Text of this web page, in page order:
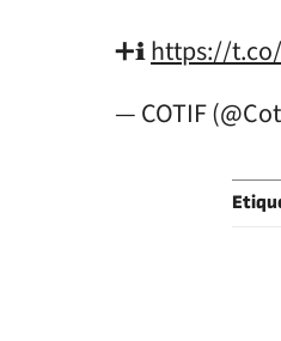
➕ℹ️https://t.co/
— COTIF